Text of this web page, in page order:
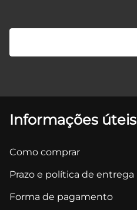
Informações úteis
Como comprar
Prazo e política de entrega
Forma de pagamento